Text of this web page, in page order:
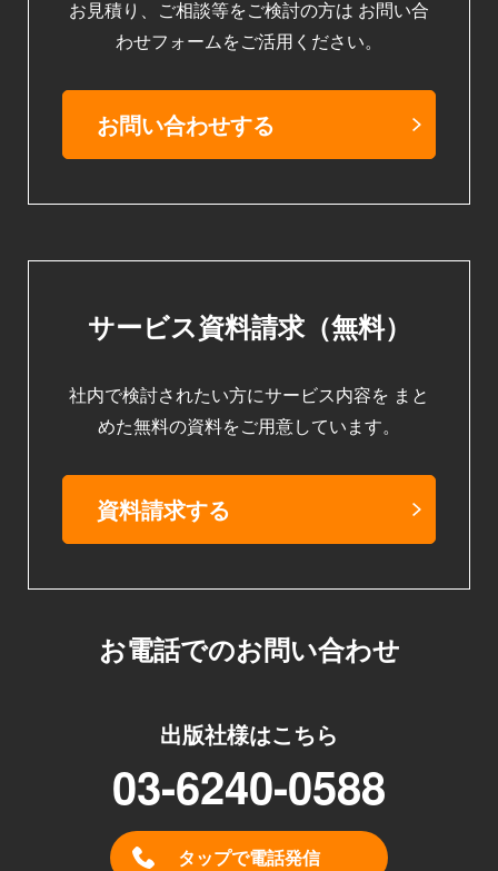
お見積り、ご相談等をご検討の方は お問い合
わせフォームをご活用ください。
お問い合わせする
サービス資料請求（無料）
社内で検討されたい方にサービス内容を まと
めた無料の資料をご用意しています。
資料請求する
お電話でのお問い合わせ
出版社様はこちら
03-6240-0588
タップで電話発信